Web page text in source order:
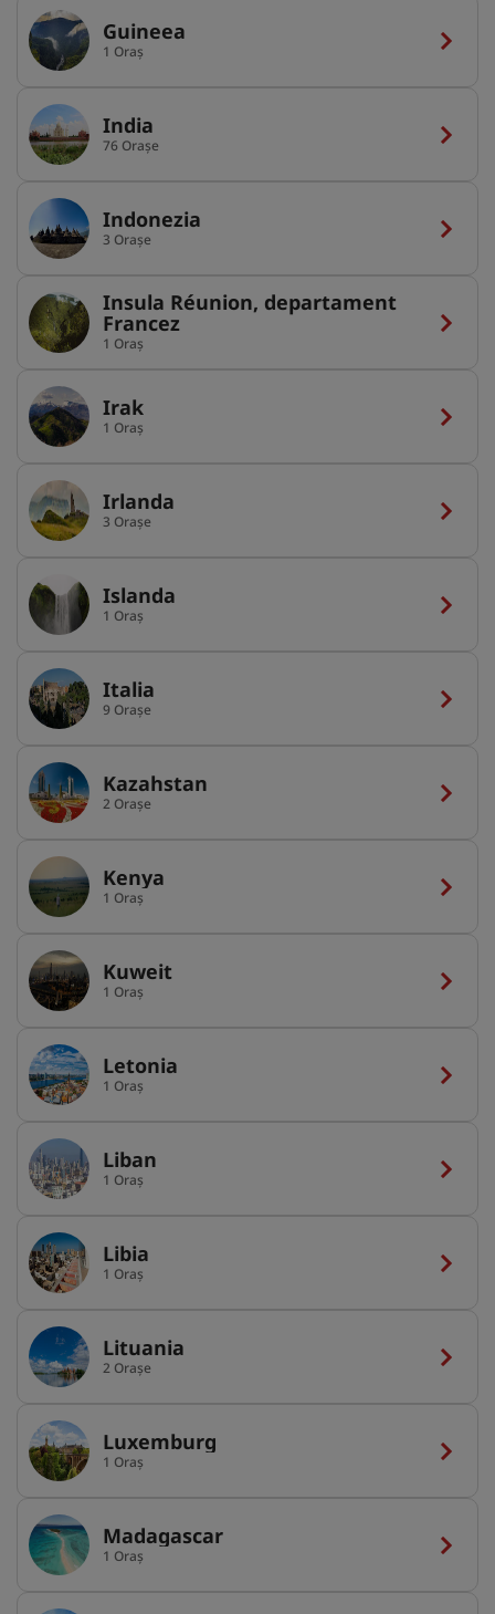
Guineea
1 Oraș
India
76 Orașe
Indonezia
3 Orașe
Insula Réunion, departament
Francez
1 Oraș
Irak
1 Oraș
Irlanda
3 Orașe
Islanda
1 Oraș
Italia
9 Orașe
Kazahstan
2 Orașe
Kenya
1 Oraș
Kuweit
1 Oraș
Letonia
1 Oraș
Liban
1 Oraș
Libia
1 Oraș
Lituania
2 Orașe
Luxemburg
1 Oraș
Madagascar
1 Oraș